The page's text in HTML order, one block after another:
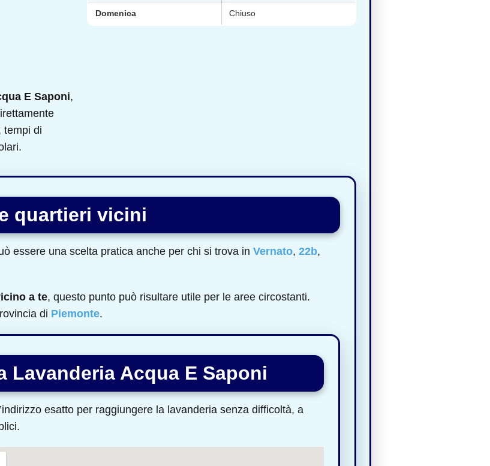
E Saponi,
tempi di
Domenica Chiuso
quartieri vicini
essere una scelta pratica anche per chi si trova in Vernato, 22b,
a te, questo punto può risultare utile per le aree circostanti.
di Piemonte.
Lavanderia Acqua E Saponi
esatto per raggiungere la lavanderia senza difficoltà, a